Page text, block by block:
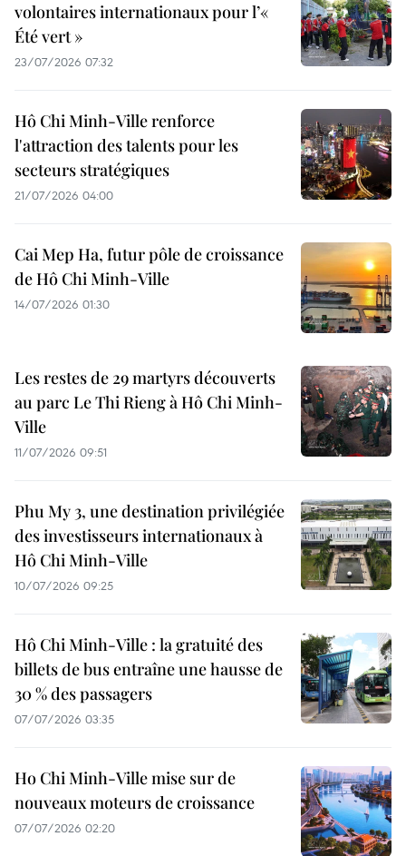
volontaires internationaux pour l’«
Été vert »
23/07/2026 07:32
Hô Chi Minh-Ville renforce
l'attraction des talents pour les
secteurs stratégiques
21/07/2026 04:00
Cai Mep Ha, futur pôle de croissance
de Hô Chi Minh-Ville
14/07/2026 01:30
Les restes de 29 martyrs découverts
au parc Le Thi Rieng à Hô Chi Minh-
Ville
11/07/2026 09:51
Phu My 3, une destination privilégiée
des investisseurs internationaux à
Hô Chi Minh-Ville
10/07/2026 09:25
Hô Chi Minh-Ville : la gratuité des
billets de bus entraîne une hausse de
30 % des passagers
07/07/2026 03:35
Ho Chi Minh-Ville mise sur de
nouveaux moteurs de croissance
07/07/2026 02:20